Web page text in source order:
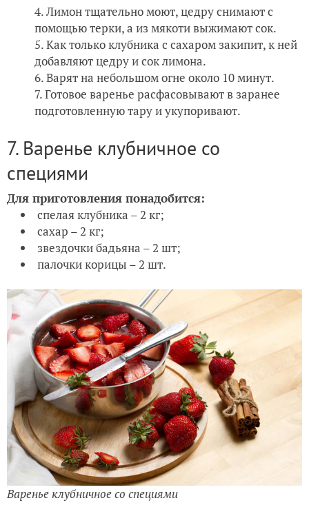
Лимон тщательно моют, цедру снимают с
помощью терки, а из мякоти выжимают сок.
Как только клубника с сахаром закипит, к ней
добавляют цедру и сок лимона.
Варят на небольшом огне около 10 минут.
Готовое варенье расфасовывают в заранее
подготовленную тару и укупоривают.
7. Варенье клубничное со
специями
Для приготовления понадобится:
спелая клубника – 2 кг;
сахар – 2 кг;
звездочки бадьяна – 2 шт;
палочки корицы – 2 шт.
Варенье клубничное со специями